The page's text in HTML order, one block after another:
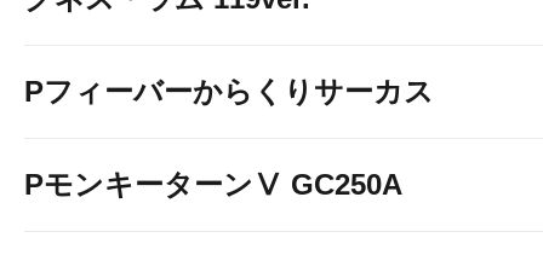
Pフィーバーからくりサーカス
PモンキーターンⅤ GC250A